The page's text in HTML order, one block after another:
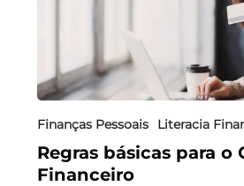
Finanças Pessoais Literacia
Regras básicas para o
Financeiro